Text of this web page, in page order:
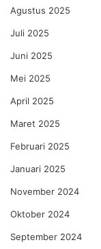
Agustus 2025
Juli 2025
Juni 2025
Mei 2025
April 2025
Maret 2025
Februari 2025
Januari 2025
November 2024
Oktober 2024
September 2024